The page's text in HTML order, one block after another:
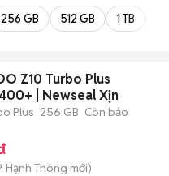
256 GB 512 GB 1 TB
Z10 Turbo Plus
| Newseal Xịn
Plus 256 GB Còn bảo
Hạnh Thông mới)